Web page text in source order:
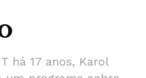
há 17 anos, Karol